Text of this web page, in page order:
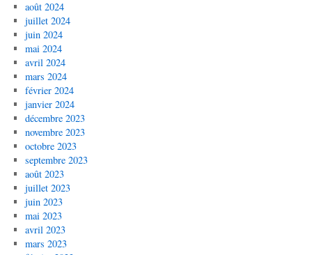
août 2024
juillet 2024
juin 2024
mai 2024
avril 2024
mars 2024
février 2024
janvier 2024
décembre 2023
novembre 2023
octobre 2023
septembre 2023
août 2023
juillet 2023
juin 2023
mai 2023
avril 2023
mars 2023